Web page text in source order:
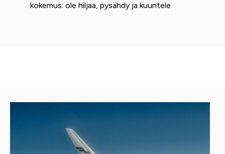
kokemus: ole hiljaa, pysähdy ja kuuntele.